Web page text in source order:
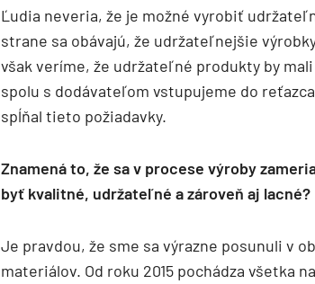
Ľudia neveria, že je možné vyrobiť
strane sa obávajú, že udržateľnejšie
však veríme, že udržateľné produkty by
spolu s dodávateľom vstupujeme do
spĺňal tieto požiadavky.
Znamená to, že sa v procese výroby
byť kvalitné, udržateľné a zároveň aj lacné?
Je pravdou, že sme sa výrazne posunuli v
materiálov. Od roku 2015 pochádza všetka